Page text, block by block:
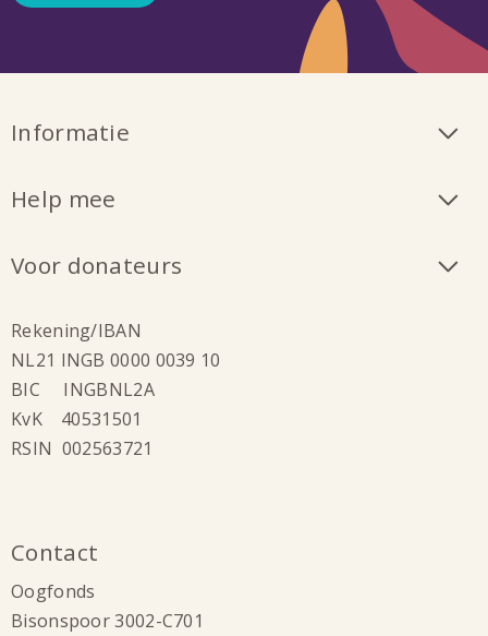
Informatie
Help mee
Voor donateurs
Rekening/IBAN
NL21 INGB 0000 0039 10
BIC INGBNL2A
KvK 40531501
RSIN 002563721
Contact
Oogfonds
Bisonspoor 3002-C701